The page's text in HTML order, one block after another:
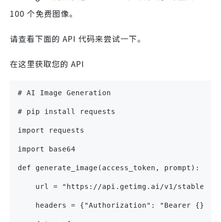
100 个免费图像。
请查看下面的 API 代码来尝试一下。
在这里获取您的 API
# AI Image Generation
# pip install requests
import requests
import base64
def generate_image(access_token, prompt):
url = "https://api.getimg.ai/v1/stable-
headers = {"Authorization": "Bearer